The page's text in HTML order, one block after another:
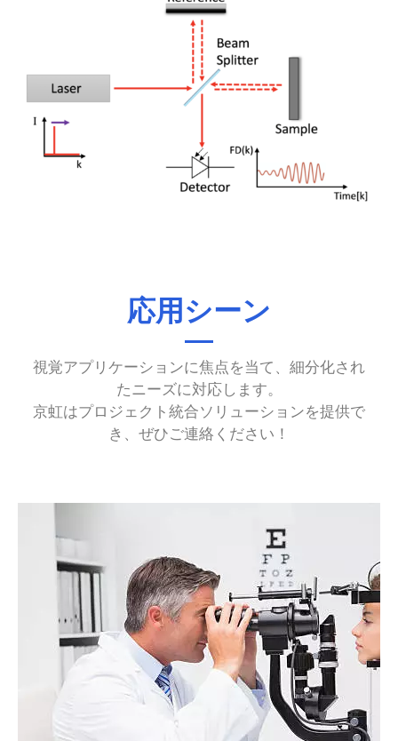
応用シーン
視覚アプリケーションに焦点を当て、細分化され
たニーズに対応します。
京虹はプロジェクト統合ソリューションを提供で
き、ぜひご連絡ください！
眼科/皮膚検査
1. 網膜の多層構造：OQ LabScopeシステムは専用の網
膜イメージングモジュールをオプションで提供し、コ
ンパクトなデザインにより、ポータブルな眼科検査機
器としての可能性を持ち、眼底カメラと組み合わせて
多モード検査を提供するのに便利です。
2. 皮膚組織の層状画像：OQ StrataScopeは最大イメ
ージング深度4.5mmを達成し、皮膚内層の層状構造の
3D解析に使用できます。
3. 血管イメージング：血流画像診断、すなわちOCTA